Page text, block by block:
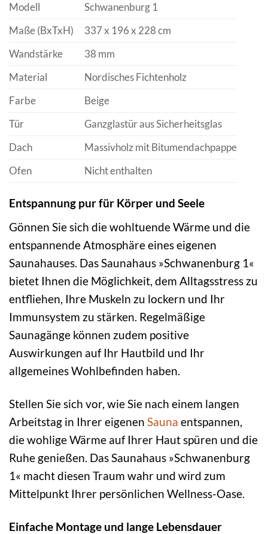
Modell
Schwanenburg 1
Maße (BxTxH)
337 x 196 x 228 cm
Wandstärke
38 mm
Material
Nordisches Fichtenholz
Farbe
Beige
Tür
Ganzglastür aus Sicherheitsglas
Dach
Massivholz mit Bitumendachpappe
Ofen
Nicht enthalten
Entspannung pur für Körper und Seele
Gönnen Sie sich die wohltuende Wärme und die
entspannende Atmosphäre eines eigenen
Saunahauses. Das Saunahaus »Schwanenburg 1«
bietet Ihnen die Möglichkeit, dem Alltagsstress zu
entfliehen, Ihre Muskeln zu lockern und Ihr
Immunsystem zu stärken. Regelmäßige
Saunagänge können zudem positive
Auswirkungen auf Ihr Hautbild und Ihr
allgemeines Wohlbefinden haben.
Stellen Sie sich vor, wie Sie nach einem langen
Arbeitstag in Ihrer eigenen Sauna entspannen,
die wohlige Wärme auf Ihrer Haut spüren und die
Ruhe genießen. Das Saunahaus »Schwanenburg
1« macht diesen Traum wahr und wird zum
Mittelpunkt Ihrer persönlichen Wellness-Oase.
Einfache Montage und lange Lebensdauer